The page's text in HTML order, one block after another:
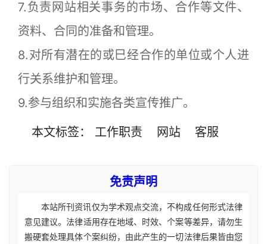
7.负责网站相关事务的市场、合作等文件、
资料、合同的准备和管理。
8.对所有潜在的或巳经合作的单位或个人进
行关系维护和管理。
9.参与组织和实施各类宣传推广。
本文标签： 工作职责 网站 客服
免责声明
本站所刊资讯仅为学术观点交流，不构成任何形式法律
意见建议。法律适用存在地域、时效、个案等差异，请勿生
搬硬套处理具体个案纠纷，由此产生的一切法律后果皆由您